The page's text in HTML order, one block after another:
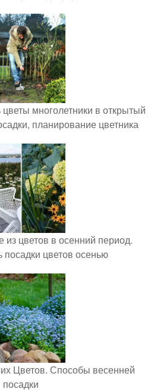
многолетники в открытый
планирование цветника
из цветов в осенний период.
посадки цветов осенью
Цветов. Способы весенней
посадки